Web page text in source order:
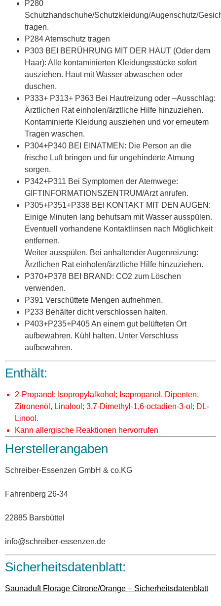
P280
Schutzhandschuhe/Schutzkleidung/Augenschutz/
tragen.
P284 Atemschutz tragen
P303 BEI BERÜHRUNG MIT DER HAUT (Oder dem
Haar): Alle kontaminierten Kleidungsstücke sofort
ausziehen. Haut mit Wasser abwaschen oder
duschen.
P333+ P313+ P363 Bei Hautreizung oder –Ausschlag:
Ärztlichen Rat einholen/ärztliche Hilfe hinzuziehen.
Kontaminierte Kleidung ausziehen und vor erneutem
Tragen waschen.
P304+P340 BEI EINATMEN: Die Person an die
frische Luft bringen und für ungehinderte Atmung
sorgen.
P342+P311 Bei Symptomen der Atemwege:
GIFTINFORMATIONSZENTRUM/Arzt anrufen.
P305+P351+P338 BEI KONTAKT MIT DEN AUGEN:
Einige Minuten lang behutsam mit Wasser ausspülen.
Eventuell vorhandene Kontaktlinsen nach Möglichkeit
entfernen.
Weiter ausspülen. Bei anhaltender Augenreizung:
Ärztlichen Rat einholen/ärztliche Hilfe hinzuziehen.
P370+P378 BEI BRAND: CO2 zum Löschen
verwenden.
P391 Verschüttete Mengen aufnehmen.
P233 Behälter dicht verschlossen halten.
P403+P235+P405 An einem gut belüfteten Ort
aufbewahren. Kühl halten. Unter Verschluss
aufbewahren.
Enthält:
2-Propanol; Isopropylalkohol; Isopropanol, Dipenten,
Zitronenöl, Linalool; 3,7-Dimethyl-1,6-octadien-3-ol; DL-
Linool.
Kann allergische Reaktionen hervorrufen
Herstellerangaben
Schreiber-Essenzen GmbH & co.KG
Fahrenberg 26-34
22885 Barsbüttel
info@schreiber-essenzen.de
Sicherheitsdatenblatt:
Saunaduft Florage Citrone/Orange – Sicherheitsdatenblatt